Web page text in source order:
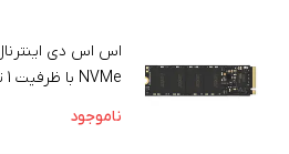
NVMe با ظرفیت 1 ترابایت
ناموجود